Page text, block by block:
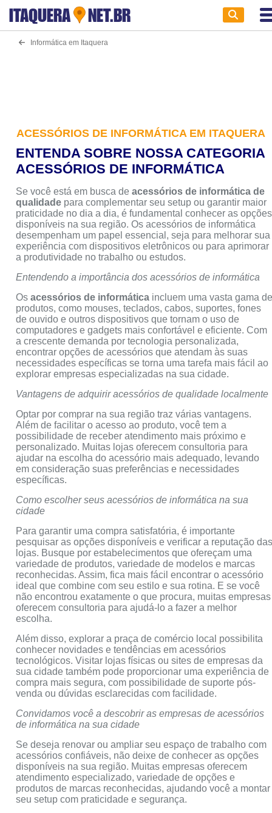
ITAQUERA NET.BR
Informática em Itaquera
ACESSÓRIOS DE INFORMÁTICA EM ITAQUERA
ENTENDA SOBRE NOSSA CATEGORIA
ACESSÓRIOS DE INFORMÁTICA
Se você está em busca deacessórios de informática de
qualidade para complementar seu setup ou garantir maior
praticidade no dia a dia, é fundamental conhecer as opções
disponíveis na sua região. Os acessórios de informática
desempenham um papel essencial, seja para melhorar sua
experiência com dispositivos eletrônicos ou para aprimorar
a produtividade no trabalho ou estudos.
Entendendo a importância dos acessórios de informática
Osacessórios de informática incluem uma vasta gama
produtos, como mouses, teclados, cabos, suportes, fones
de ouvido e outros dispositivos que tornam o uso de
computadores e gadgets mais confortável e eficiente. Com
a crescente demanda por tecnologia personalizada,
encontrar opções de acessórios que atendam às suas
necessidades específicas se torna uma tarefa mais fácil ao
explorar empresas especializadas na sua cidade.
Vantagens de adquirir acessórios de qualidade localmente
Optar por comprar na sua região traz várias vantagens.
Além de facilitar o acesso ao produto, você tem a
possibilidade de receber atendimento mais próximo e
personalizado. Muitas lojas oferecem consultoria para
ajudar na escolha do acessório mais adequado, levando
em consideração suas preferências e necessidades
específicas.
Como escolher seus acessórios de informática na sua
cidade
Para garantir uma compra satisfatória, é importante
pesquisar as opções disponíveis e verificar a reputação
lojas. Busque por estabelecimentos que ofereçam uma
variedade de produtos, variedade de modelos e marcas
reconhecidas. Assim, fica mais fácil encontrar o acessório
ideal que combine com seu estilo e sua rotina. E se você
não encontrou exatamente o que procura, muitas empresas
oferecem consultoria para ajudá-lo a fazer a melhor
escolha.
Além disso, explorar a praça de comércio local possibilita
conhecer novidades e tendências em acessórios
tecnológicos. Visitar lojas físicas ou sites de empresas da
sua cidade também pode proporcionar uma experiência de
compra mais segura, com possibilidade de suporte pós-
venda ou dúvidas esclarecidas com facilidade.
Convidamos você a descobrir as empresas de acessórios
de informática na sua cidade
Se deseja renovar ou ampliar seu espaço de trabalho com
acessórios confiáveis, não deixe de conhecer as opções
disponíveis na sua região. Muitas empresas oferecem
atendimento especializado, variedade de opções e
produtos de marcas reconhecidas, ajudando você a montar
seu setup com praticidade e segurança.